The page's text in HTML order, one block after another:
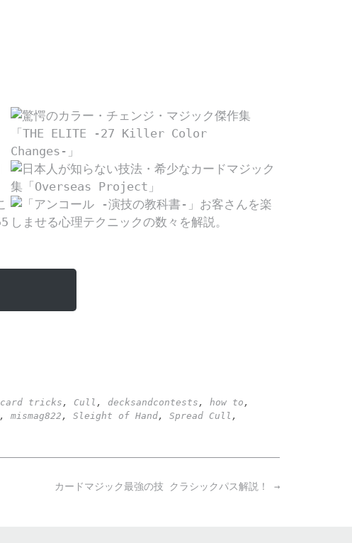
card tricks , Cull , decksandcontests , how to ,
, mismag822 , Sleight of Hand, Spread Cull ,
カードマジック最強の技 クラシックパス解説！ →